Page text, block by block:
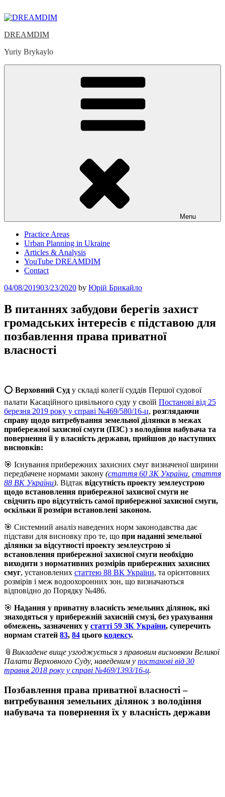
to
DREAMDIM
Yuriy Brykaylo
Menu
Practice Areas
Urban Planning in Ukraine
Articles & Analysis
YouTube DREAMDIM
Contact
Posted
04/08/201903/23/2020 by Юрій Брикайло
В питаннях забудови берегів захист
громадських інтересів є підставою для
позбавлення права приватної
власності
⭕️ Верховний Суд у складі колегії суддів Першої судової
палати Касаційного цивільного суду у своїй Постанові від 25
березня 2019 року у справі №469/580/16-ц, розглядаючи
справу щодо витребування земельної ділянки в межах
прибережної захисної смуги (ПЗС) з володіння набувача та
повернення її у власність держави, прийшов до наступних
висновків:
🎯 Існування прибережних захисних смуг визначеної ширини
передбачене нормами закону (стаття 60 ЗК України стаття
88 ВК України). Відтак відсутність проекту землеустрою
щодо встановлення прибережної захисної смуги не
свідчить про відсутність самої прибережної захисної смуги,
оскільки її розміри встановлені законом.
🎯 Системний аналіз наведених норм законодавства дає
підстави для висновку про те, що при наданні земельної
ділянки за відсутності проекту землеустрою зі
встановлення прибережної захисної смуги необхідно
виходити з нормативних розмірів прибережних захисних
смуг, установлених статтею 88 ВК України, та орієнтовних
розмірів і меж водоохоронних зон, що визначаються
відповідно до Порядку №486.
🎯 Надання у приватну власність земельних ділянок, які
знаходяться у прибережній захисній смузі, без урахування
обмежень, зазначених у статті 59 ЗК України, суперечить
нормам статей 83, 84 цього кодексу.
📎 Викладене вище узгоджується з правовим висновком Великої
Палати Верховного Суду, наведеним у постанові від 30
травня 2018 року у справі №469/1393/16-ц.
Позбавлення права приватної власності –
витребування земельних ділянок з володіння
набувача та повернення їх у власність держави